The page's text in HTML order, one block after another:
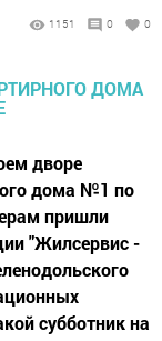
1151 0 0
дворе
дома №1 по
пришли
"Жилсервис -
субботник на